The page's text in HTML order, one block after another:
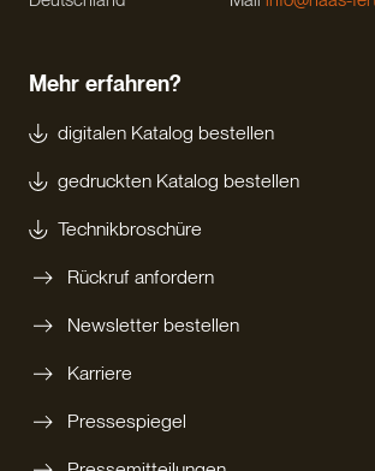
Mehr erfahren?
digitalen Katalog bestellen
gedruckten Katalog bestellen
Technikbroschüre
Rückruf anfordern
Newsletter bestellen
Karriere
Pressespiegel